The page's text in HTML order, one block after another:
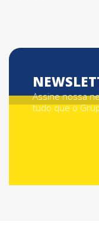
Assine nossa
tudo que o